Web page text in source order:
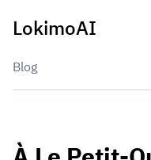
LokimoAI
Blog